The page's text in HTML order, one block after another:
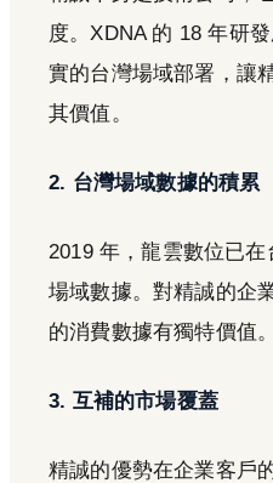
度。XDNA 的 18 年研
實的台灣場域部署，讓
其價值。
2. 台灣場域數據的積累
2019 年，龍雲數位已
場域數據。對精誠的企
的消費數據有獨特價值。
3. 互補的市場覆蓋
精誠的優勢在企業客戶